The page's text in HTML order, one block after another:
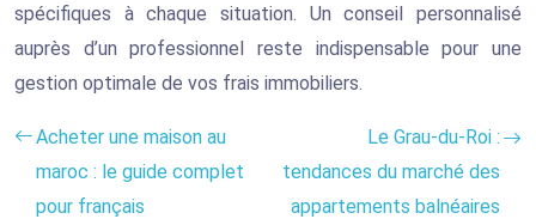
spécifiques à chaque situation. Un conseil personnalisé
auprès d’un professionnel reste indispensable pour une
gestion optimale de vos frais immobiliers.
Acheter une maison au
maroc : le guide complet
pour français
Le Grau-du-Roi :
tendances du marché des
appartements balnéaires